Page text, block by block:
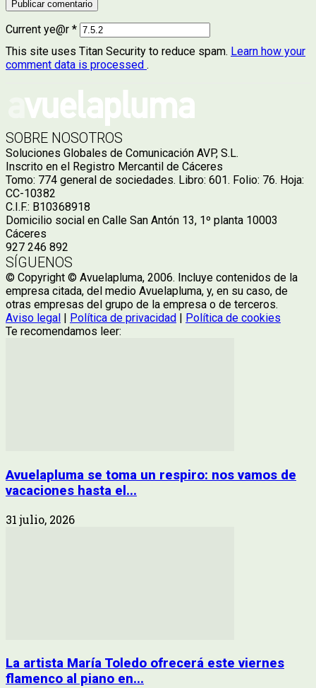
Current ye@r *
This site uses Titan Security to reduce spam. Learn how your
comment data is processed .
SOBRE NOSOTROS
Soluciones Globales de Comunicación AVP, S.L.
Inscrito en el Registro Mercantil de Cáceres
Tomo: 774 general de sociedades. Libro: 601. Folio: 76. Hoja:
CC-10382
C.I.F.: B10368918
Domicilio social en Calle San Antón 13, 1º planta 10003
Cáceres
927 246 892
SÍGUENOS
© Copyright © Avuelapluma, 2006. Incluye contenidos de la
empresa citada, del medio Avuelapluma, y, en su caso, de
otras empresas del grupo de la empresa o de terceros.
Aviso legal
Política de privacidad
Política de cookies
Te recomendamos leer:
Avuelapluma se toma un respiro: nos vamos de
vacaciones hasta el...
31 julio, 2026
La artista María Toledo ofrecerá este viernes
flamenco al piano en...